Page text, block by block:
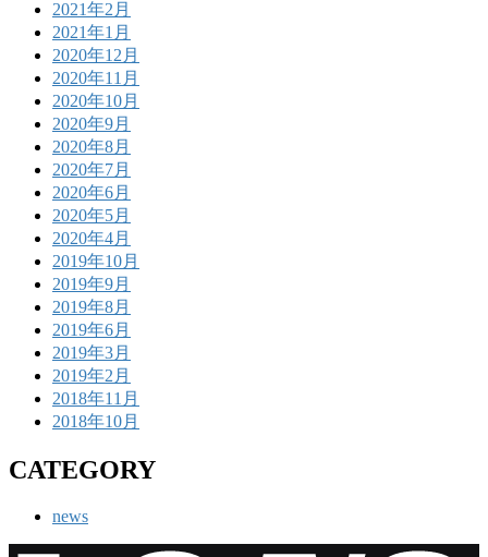
2021年2月
2021年1月
2020年12月
2020年11月
2020年10月
2020年9月
2020年8月
2020年7月
2020年6月
2020年5月
2020年4月
2019年10月
2019年9月
2019年8月
2019年6月
2019年3月
2019年2月
2018年11月
2018年10月
CATEGORY
news